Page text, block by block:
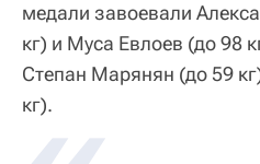
медали завоевали
кг) и Муса Евлоев (до 98
Степан Марянян (до 59
кг).